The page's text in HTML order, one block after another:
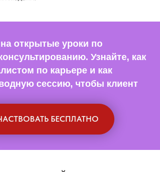
открытые уроки по
Узнайте, как
по карьере и как
сессию, чтобы клиент
БЕСПЛАТНО